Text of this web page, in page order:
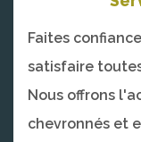
Faites
satisfaire
Nous offrons
chevronnés et